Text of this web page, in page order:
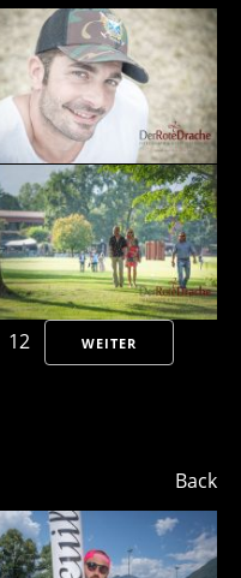
12 WEITER
Back